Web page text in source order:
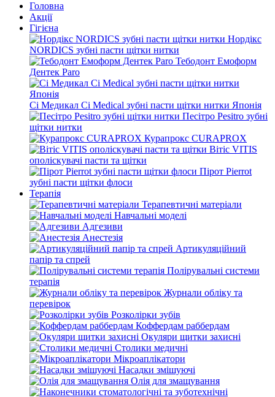
Головна
Акції
Гігієна
Нордікс
NORDICS зубні пасти щітки нитки
Тебодонт Емоформ
Дентек Paro
Сі Медикал Ci Medical зубні пасти щітки нитки Японія
Песітро Pesitro зубні
щітки нитки
Курапрокс CURAPROX
Вітіс VITIS
ополіскувачі пасти та щітки
Пірот Pierrot
зубні пасти щітки флоси
Терапія
Терапевтичні матеріали
Навчальні моделі
Адгезиви
Анестезія
Артикуляційний
папір та спрей
Полірувальні системи
терапія
Журнали обліку та
перевірок
Розколірки зубів
Коффердам раббердам
Окуляри щитки захисні
Столики медичні
Мікроаплікатори
Насадки змішуючі
Олія для змащування